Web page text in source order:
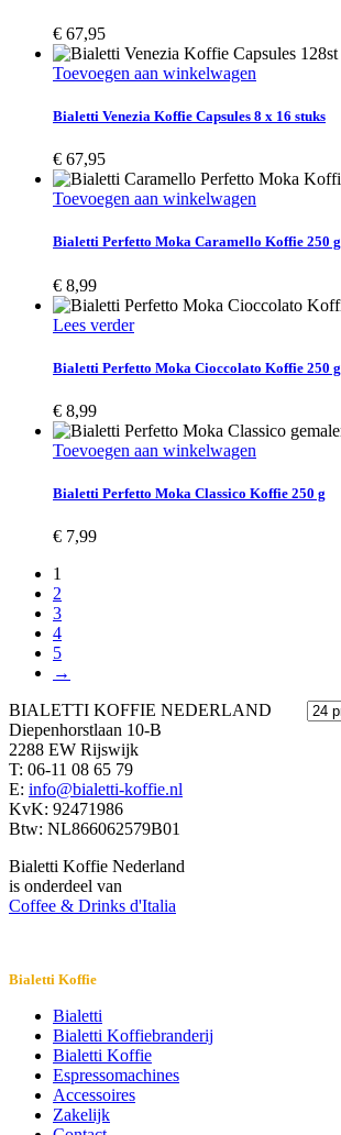
€ 67,95
Toevoegen aan winkelwagen
Bialetti Venezia Koffie Capsules 8 x 16 stuks
€ 67,95
Toevoegen aan winkelwagen
Bialetti Perfetto Moka Caramello Koffie 250 g
€ 8,99
Lees verder
Bialetti Perfetto Moka Cioccolato Koffie 250 g
€ 8,99
Toevoegen aan winkelwagen
Bialetti Perfetto Moka Classico Koffie 250 g
€ 7,99
1
2
3
4
5
→
BIALETTI KOFFIE NEDERLAND
Diepenhorstlaan 10-B
2288 EW Rijswijk
T: 06-11 08 65 79
E: info@bialetti-koffie.nl
KvK: 92471986
Btw: NL866062579B01
Bialetti Koffie Nederland
is onderdeel van
Coffee & Drinks d'Italia
Bialetti Koffie
Bialetti
Bialetti Koffiebranderij
Bialetti Koffie
Espressomachines
Accessoires
Zakelijk